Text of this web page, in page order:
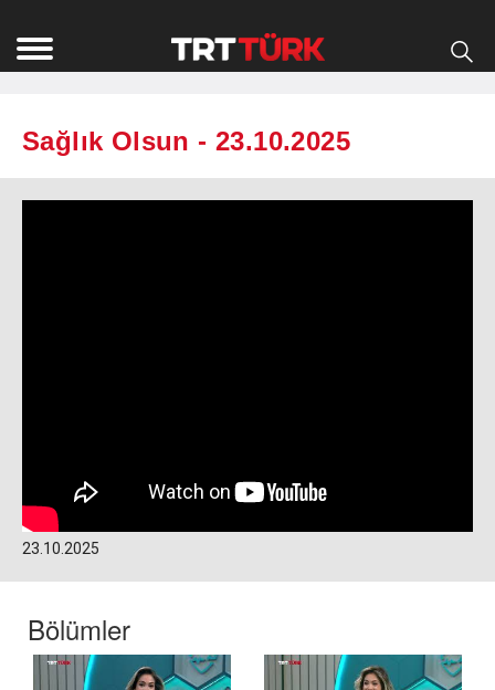
Sağlık Olsun - 23.10.2025
23.10.2025
Bölümler